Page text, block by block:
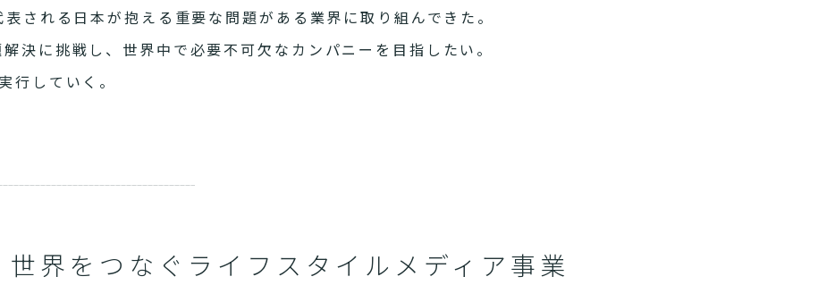
される日本が抱える重要な問題がある業界に取り組んできた。
決に挑戦し、世界中で必要不可欠なカンパニーを目指したい。
行していく。
世界をつなぐライフスタイルメディア事業